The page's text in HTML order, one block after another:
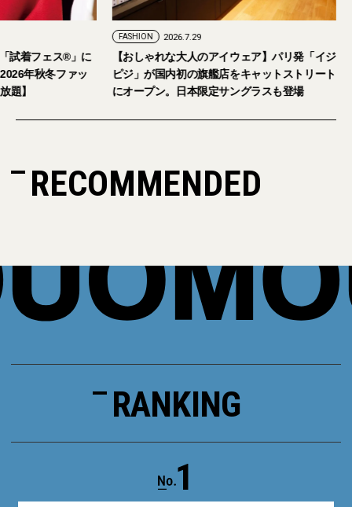
5日・6日開催。「試着フェス®︎」に
まをご招待。【2026年秋冬ファッ
容アイテム試し放題】
FASHION
【おしゃれな大人のアイウェア
ピジ」が国内初の旗艦店をキャ
にオープン。日本限定サングラ
RECOMMENDED
RANKING
1